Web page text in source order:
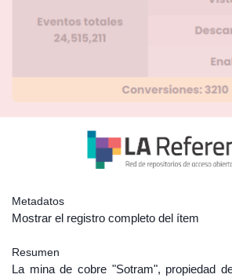
Metadatos
Mostrar el registro completo del ítem
Resumen
La mina de cobre "Sotram", propiedad